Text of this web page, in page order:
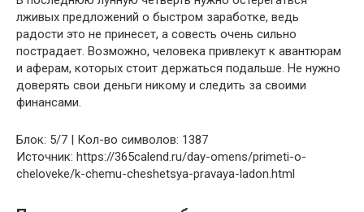
лживых предложений о быстром заработке, ведь
радости это не принесет, а совесть очень сильно
пострадает. Возможно, человека привлекут к авантюрам
и аферам, которых стоит держаться подальше. Не нужно
доверять свои деньги никому и следить за своими
финансами.
Блок: 5/7 | Кол-во символов: 1387
Источник: https://365calend.ru/day-omens/primeti-o-
cheloveke/k-chemu-cheshetsya-pravaya-ladon.html